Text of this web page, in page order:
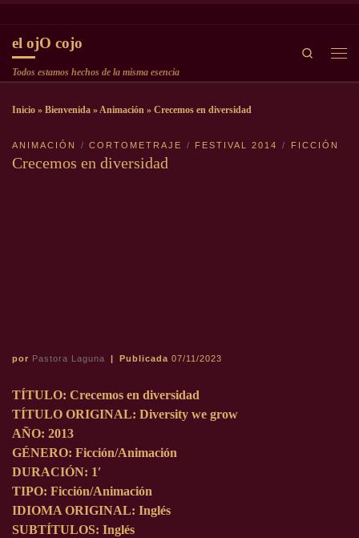
el ojO cojo
Todos estamos hechos de la misma esencia
Search
Inicio » Bienvenida » Animación » Crecemos en diversidad
ANIMACIÓN CORTOMETRAJE FESTIVAL 2014 FICCIÓN
Crecemos en diversidad
por Pastora Laguna | Publicada 07/11/2023
TÍTULO: Crecemos en diversidad
TÍTULO ORIGINAL: Diversity we grow
AÑO: 2013
GÉNERO: Ficción/Animación
DURACIÓN: 1′
TIPO: Ficción/Animación
IDIOMA ORIGINAL: Inglés
SUBTÍTULOS: Inglés